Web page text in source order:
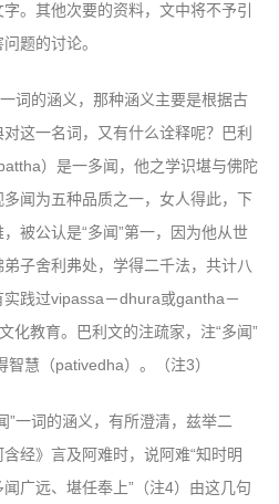
。其他次要的资料，文中将不予引
题的讨论。
词的涵义，那种涵义主要是根据古
这一名词，又有什么诠释呢？巴利
）是一多闻，他之学识堪与佛陀
闻为五种品质之一，女人得此，下
被公认是“多闻”第一，因为他从世
子舍利弗处，学得二千法，共计八
践过vipassa－dhura或gantha－
化教育。巴利文的注疏家，注“多闻”
智慧（pativedha）。（注3）
”一词的涵义，有所澄清，兹举二
经》言及阿难时，说阿难“知时明
广远、堪任奉上”（注4）由这几句